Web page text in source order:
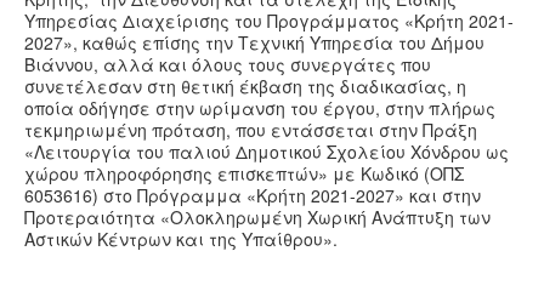
Υπηρεσίας Διαχείρισης του Προγράμματος «Κρήτη 2021-
2027», καθώς επίσης την Τεχνική Υπηρεσία του Δήμου
Βιάννου, αλλά και όλους τους συνεργάτες που
συνετέλεσαν στη θετική έκβαση της διαδικασίας, η
οποία οδήγησε στην ωρίμανση του έργου, στην πλήρως
τεκμηριωμένη πρόταση, που εντάσσεται στην Πράξη
«Λειτουργία του παλιού Δημοτικού Σχολείου Χόνδρου ως
χώρου πληροφόρησης επισκεπτών» με Κωδικό (ΟΠΣ
6053616) στο Πρόγραμμα «Κρήτη 2021-2027» και στην
Προτεραιότητα «Ολοκληρωμένη Χωρική Ανάπτυξη των
Αστικών Κέντρων και της Υπαίθρου».